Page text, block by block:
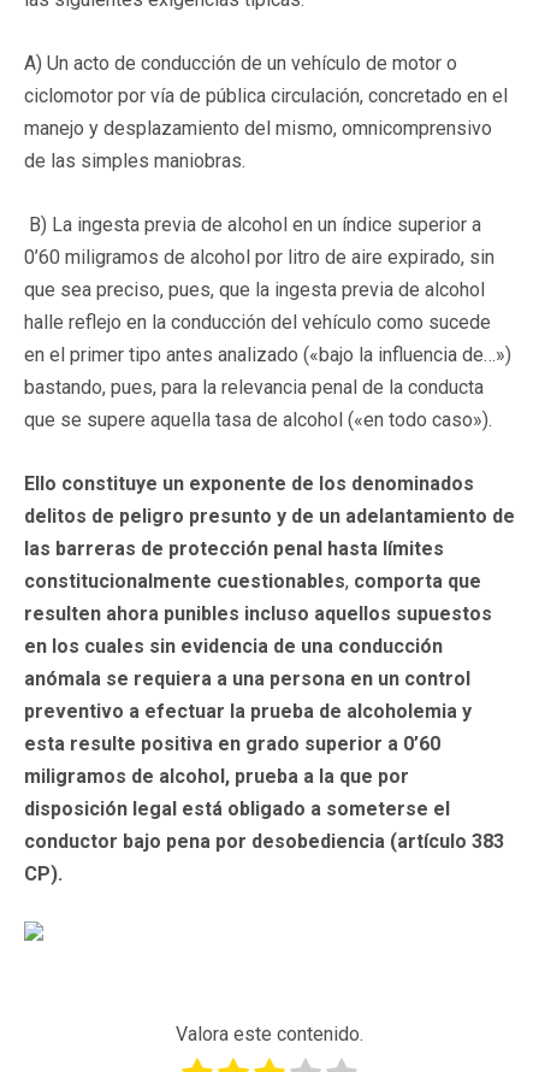
A) Un acto de conducción de un vehículo de motor o
ciclomotor por vía de pública circulación, concretado en el
manejo y desplazamiento del mismo, omnicomprensivo
de las simples maniobras.
B) La ingesta previa de alcohol en un índice superior a
0’60 miligramos de alcohol por litro de aire expirado, sin
que sea preciso, pues, que la ingesta previa de alcohol
halle reflejo en la conducción del vehículo como sucede
en el primer tipo antes analizado («bajo la influencia de…»)
bastando, pues, para la relevancia penal de la conducta
que se supere aquella tasa de alcohol («en todo caso»).
Ello constituye un exponente de los denominados
delitos de peligro presunto y de un adelantamiento de
las barreras de protección penal hasta límites
constitucionalmente cuestionables, comporta que
resulten ahora punibles incluso aquellos supuestos
en los cuales sin evidencia de una conducción
anómala se requiera a una persona en un control
preventivo a efectuar la prueba de alcoholemia y
esta resulte positiva en grado superior a 0’60
miligramos de alcohol, prueba a la que por
disposición legal está obligado a someterse el
conductor bajo pena por desobediencia (artículo 383
CP).
Valora este contenido.